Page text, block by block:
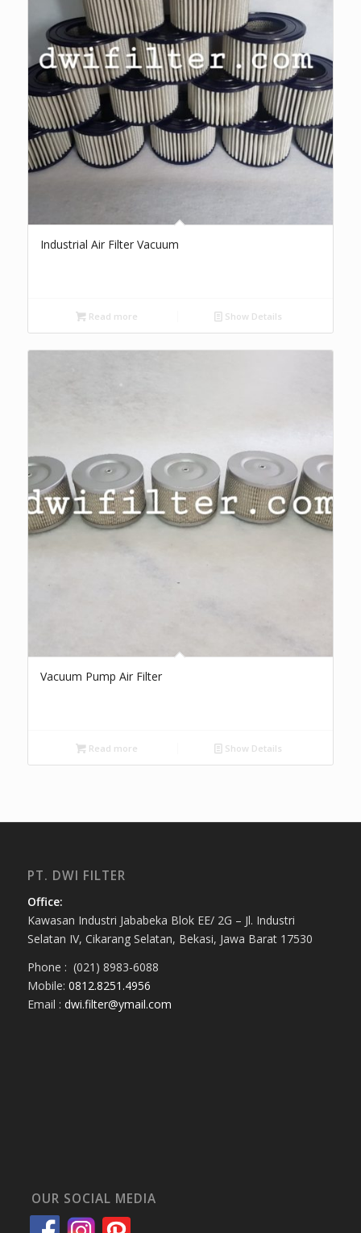
Industrial Air Filter Vacuum
Read more Show Details
Vacuum Pump Air Filter
Read more Show Details
PT. DWI FILTER
Office:
Kawasan Industri Jababeka Blok EE/ 2G – Jl. Industri
Selatan IV, Cikarang Selatan, Bekasi, Jawa Barat 17530
Phone : (021) 8983-6088
Mobile: 0812.8251.4956
Email : dwi.filter@ymail.com
OUR SOCIAL MEDIA